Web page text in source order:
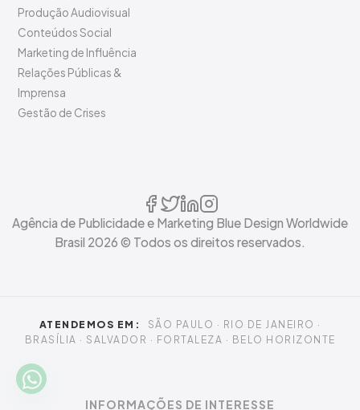
Produção Audiovisual
Conteúdos Social
Marketing de Influência
Relações Públicas &
Imprensa
Gestão de Crises
Agência de Publicidade e Marketing Blue Design Worldwide
Brasil 2026 © Todos os direitos reservados.
ATENDEMOS EM:
SÃO PAULO · RIO DE JANEIRO ·
BRASÍLIA · SALVADOR · FORTALEZA · BELO HORIZONTE
INFORMAÇÕES DE INTERESSE